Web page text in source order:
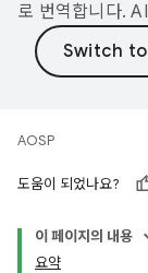
로 번역합니다.
AOSP
도움이 되었나요?
이 페이지의 내용
요약